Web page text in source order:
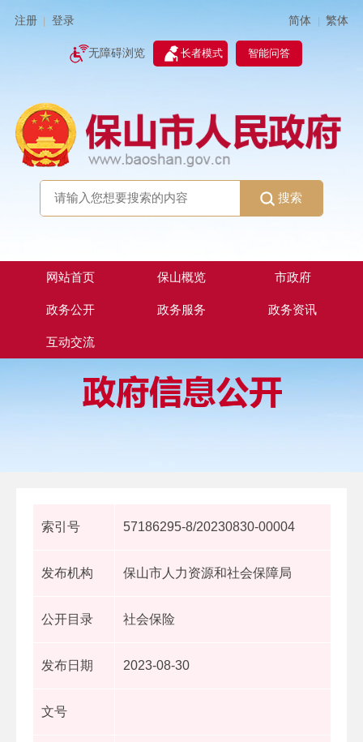
注册 登录 简体 | 繁体
无障碍浏览 长者模式 智能问答
搜索
网站首页 保山概览 市政府
政务公开 政务服务 政务资讯
互动交流
索引号 57186295-8/20230830-00004
发布机构 保山市人力资源和社会保障局
公开目录 社会保险
发布日期 2023-08-30
文号